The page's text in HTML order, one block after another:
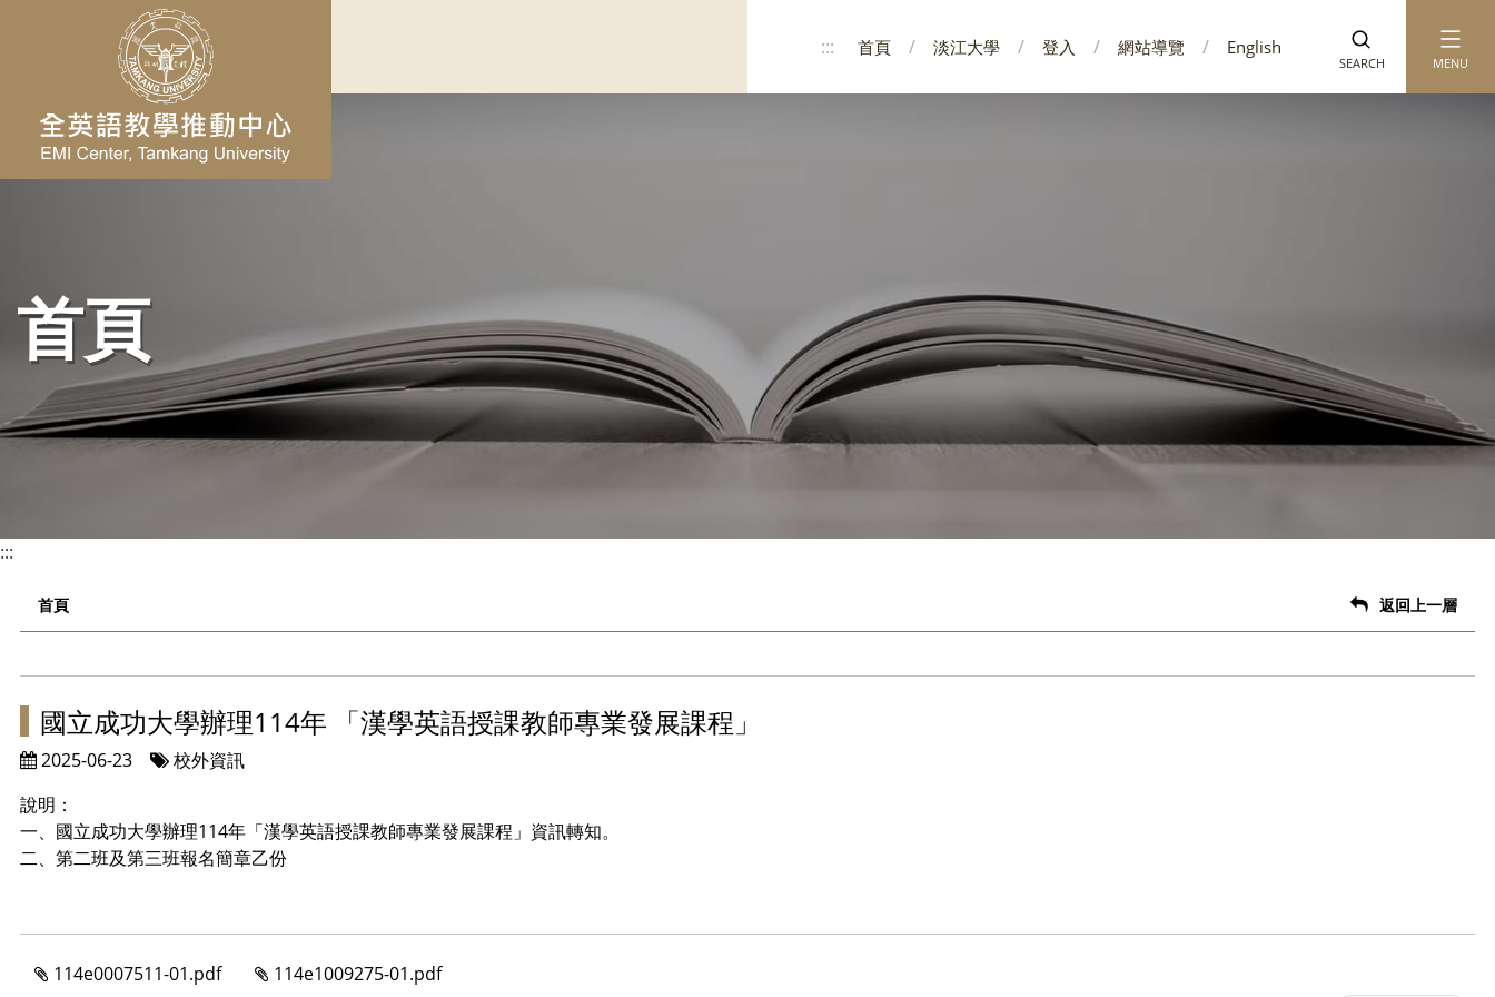
:::
首頁 淡江大學 登入 網站導覽 English
SEARCH MENU
首頁
:::
首頁 返回上一層
國立成功大學辦理114年 「漢學英語授課教師專業發展課程」
2025-06-23
校外資訊
說明：
一、國立成功大學辦理114年「漢學英語授課教師專業發展課程」資訊轉知。
二、第二班及第三班報名簡章乙份
114e0007511-01.pdf 114e1009275-01.pdf